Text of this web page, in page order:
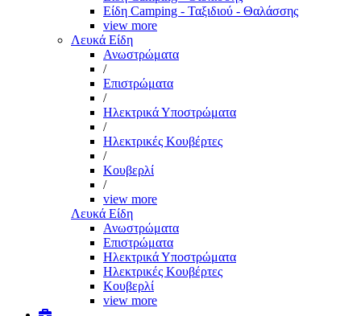
Είδη Camping - Ταξιδιού - Θαλάσσης
view more
Λευκά Είδη
Ανωστρώματα
/
Επιστρώματα
/
Ηλεκτρικά Υποστρώματα
/
Ηλεκτρικές Κουβέρτες
/
Κουβερλί
/
view more
Λευκά Είδη
Ανωστρώματα
Επιστρώματα
Ηλεκτρικά Υποστρώματα
Ηλεκτρικές Κουβέρτες
Κουβερλί
view more